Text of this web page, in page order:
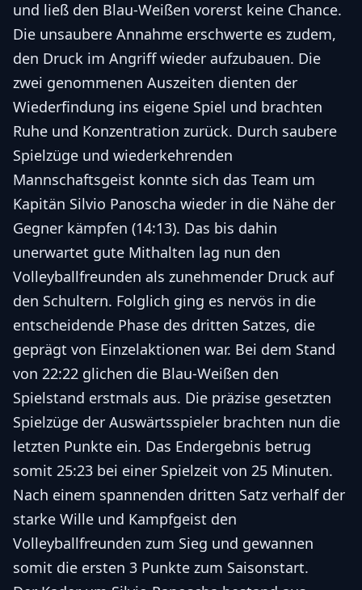
und ließ den Blau-Weißen vorerst keine Chance.
Die unsaubere Annahme erschwerte es zudem,
den Druck im Angriff wieder aufzubauen. Die
zwei genommenen Auszeiten dienten der
Wiederfindung ins eigene Spiel und brachten
Ruhe und Konzentration zurück. Durch saubere
Spielzüge und wiederkehrenden
Mannschaftsgeist konnte sich das Team um
Kapitän Silvio Panoscha wieder in die Nähe der
Gegner kämpfen (14:13). Das bis dahin
unerwartet gute Mithalten lag nun den
Volleyballfreunden als zunehmender Druck auf
den Schultern. Folglich ging es nervös in die
entscheidende Phase des dritten Satzes, die
geprägt von Einzelaktionen war. Bei dem Stand
von 22:22 glichen die Blau-Weißen den
Spielstand erstmals aus. Die präzise gesetzten
Spielzüge der Auswärtsspieler brachten nun die
letzten Punkte ein. Das Endergebnis betrug
somit 25:23 bei einer Spielzeit von 25 Minuten.
Nach einem spannenden dritten Satz verhalf der
starke Wille und Kampfgeist den
Volleyballfreunden zum Sieg und gewannen
somit die ersten 3 Punkte zum Saisonstart.